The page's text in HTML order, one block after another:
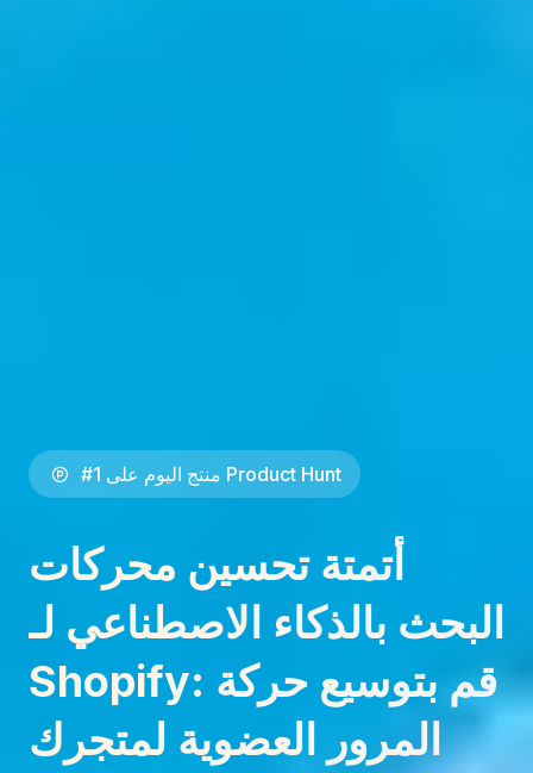
#1 منتج اليوم على Product Hunt
أتمتة تحسين محركات
البحث بالذكاء الاصطناعي لـ
Shopify: قم بتوسيع حركة
المرور العضوية لمتجرك